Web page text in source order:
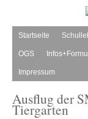
Startseite
OGS
Impressum
Ausflug der
Tiergarten